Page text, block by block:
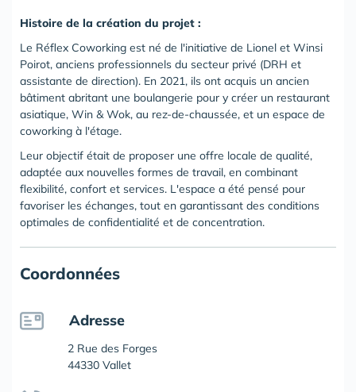
Histoire de la création du projet :
Le Réflex Coworking est né de l'initiative de Lionel et Winsi
Poirot, anciens professionnels du secteur privé (DRH et
assistante de direction). En 2021, ils ont acquis un ancien
bâtiment abritant une boulangerie pour y créer un restaurant
asiatique, Win & Wok, au rez-de-chaussée, et un espace de
coworking à l'étage.
Leur objectif était de proposer une offre locale de qualité,
adaptée aux nouvelles formes de travail, en combinant
flexibilité, confort et services. L'espace a été pensé pour
favoriser les échanges, tout en garantissant des conditions
optimales de confidentialité et de concentration.
Coordonnées
Adresse
2 Rue des Forges
44330 Vallet